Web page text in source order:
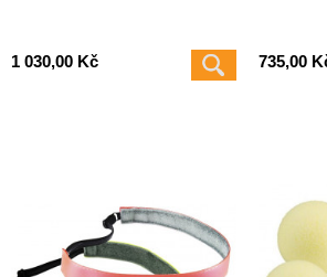
1 030,00 Kč 735,00